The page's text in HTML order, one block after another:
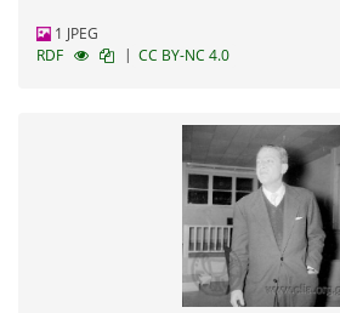
1 JPEG
RDF
| CC BY-NC 4.0